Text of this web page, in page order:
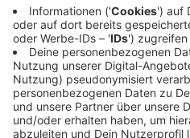
Anzeige
Für Nina hat Ihr Golf 2 einen
wert. Gemeinsam mit Ihrem
restauriert, aufgepäppelt
reingesteckt. Zusammen